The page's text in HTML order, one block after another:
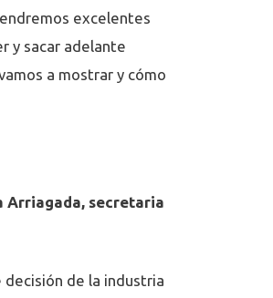
excelentes
y sacar adelante
a mostrar y cómo
Arriagada, secretaria
decisión de la industria